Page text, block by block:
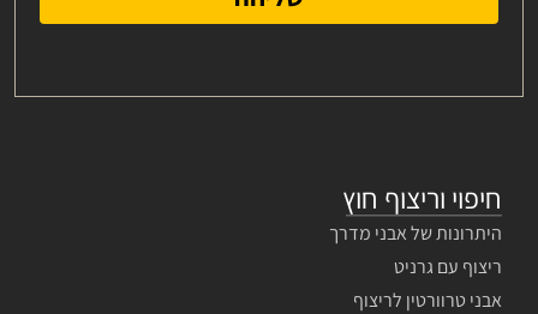
חיפוי וריצוף חוץ
היתרונות של אבני מדרך
ריצוף עם גרניט
אבני טרוורטין לריצוף